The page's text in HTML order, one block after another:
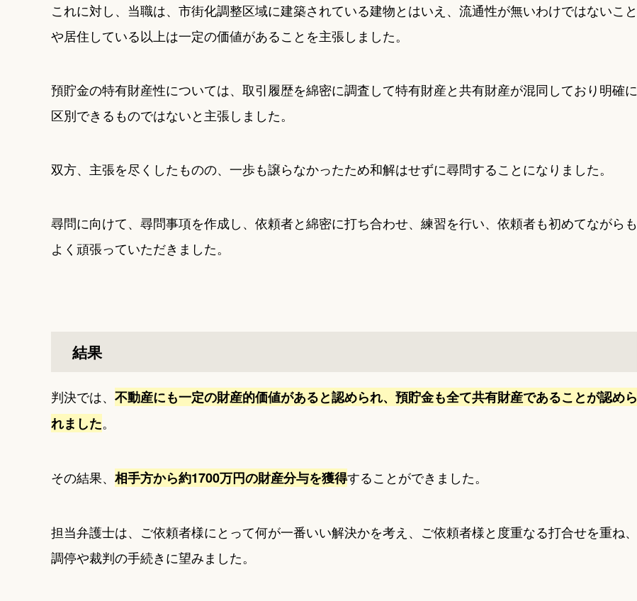
これに対し、当職は、市街化調整区域に建築されている建物とはいえ、流通性が無いわけではないこと
や居住している以上は一定の価値があることを主張しました。
預貯金の特有財産性については、 取引履歴を綿密に調査して特有財産と共有財産が混同しており明確に
区別できるものではないと主張しました。
双方、主張を尽くしたものの、一歩も譲らなかったため和解はせずに尋問することになりました。
尋問に向けて、尋問事項を作成し、依頼者と綿密に打ち合わせ、練習を行い、依頼者も初めてながらも
よく頑張っていただきました。
結果
判決では、 不動産にも一定の財産的価値があると認められ、預貯金も全て共有財産であることが認めら
れました。
その結果、 相手方から約1700万円の財産分与を獲得することができました。
担当弁護士は、ご依頼者様にとって何が一番いい解決かを考え、ご依頼者様と度重なる打合せを重ね、
調停や裁判の手続きに望みました。